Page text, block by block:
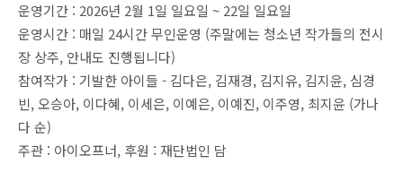
운영기간 : 2026년 2월 1일 일요일 ~ 22일 일요일
운영시간 : 매일 24시간 무인운영 (주말에는 청소년 작가들의 전시
장 상주, 안내도 진행됩니다)
참여작가 : 기발한 아이들 - 김다은, 김재경, 김지유, 김지윤, 심경
빈, 오승아, 이다혜, 이세은, 이예은, 이예진, 이주영, 최지윤 (가나
다 순)
주관 : 아이오프너, 후원 : 재단법인 담